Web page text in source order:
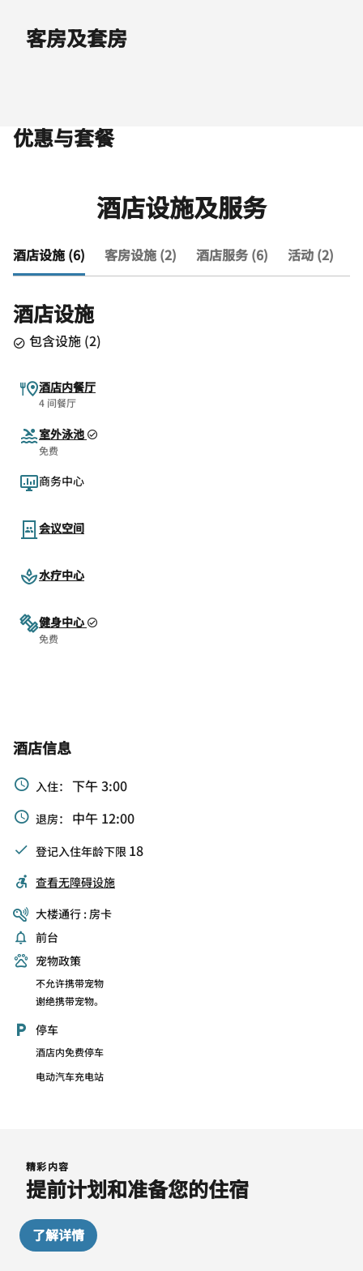
客房及套房
优惠与套餐
酒店设施及服务
酒店设施 (6) 客房设施 (2) 酒店服务 (6) 活动 (2)
酒店设施
包含设施 (2)
酒店内餐厅
4 间餐厅
室外泳池
免费
商务中心
会议空间
水疗中心
健身中心
免费
酒店信息
入住： 下午 3:00
退房： 中午 12:00
登记入住年龄下限 18
查看无障碍设施
大楼通行 : 房卡
前台
宠物政策
不允许携带宠物
谢绝携带宠物。
停车
酒店内免费停车
电动汽车充电站
精彩内容
提前计划和准备您的住宿
了解详情